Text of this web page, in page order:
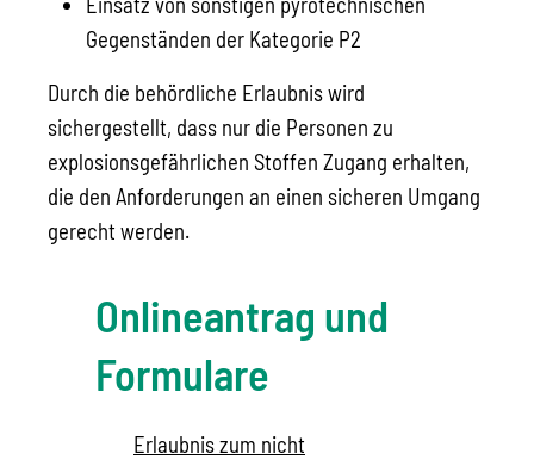
Gegenständen der Kategorie P2
Durch die behördliche Erlaubnis wird
sichergestellt, dass nur die Personen zu
explosionsgefährlichen Stoffen Zugang erhalten,
die den Anforderungen an einen sicheren Umgang
gerecht werden.
Onlineantrag und
Formulare
Erlaubnis zum nicht